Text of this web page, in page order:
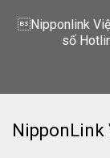
Nipponlink
số
NipponLink